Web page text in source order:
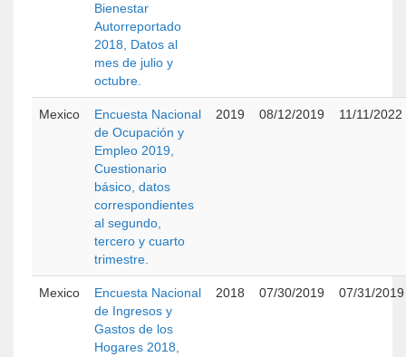
Bienestar
Autorreportado
2018, Datos al
mes de julio y
octubre.
Mexico
Encuesta Nacional
de Ocupación y
Empleo 2019,
Cuestionario
básico, datos
correspondientes
al segundo,
tercero y cuarto
trimestre.
2019 08/12/2019 11/11/2022
Mexico
Encuesta Nacional
de Ingresos y
Gastos de los
Hogares 2018,
2018 07/30/2019 07/31/2019